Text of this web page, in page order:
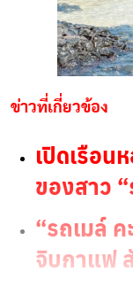
ข่าวที่เกี่ยวข้อง
เปิดเรือน
ของสาว
“รถเมล์
จิบกาแฟ